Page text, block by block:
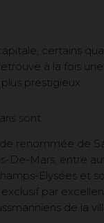
certains
à la fois
prestigieux.
sont :
renommée de
De-Mars, entre
Elysées et
par
de la